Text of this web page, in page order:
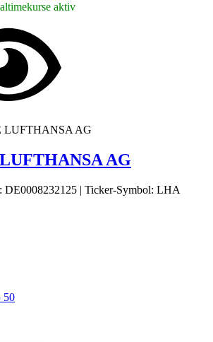
aktiv
AG
DE0008232125 | Ticker-Symbol: LHA
50